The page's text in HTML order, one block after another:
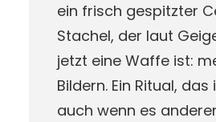
ein frisch gespitzter
Stachel, der laut
jetzt eine Waffe ist:
Bildern. Ein Ritual,
auch wenn es